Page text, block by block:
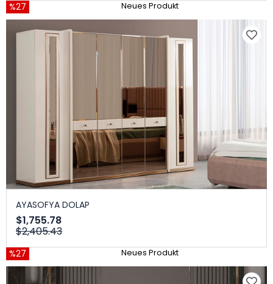
%27 Neues Produkt
AYASOFYA DOLAP
$1,755.78
$2,405.43
%27 Neues Produkt